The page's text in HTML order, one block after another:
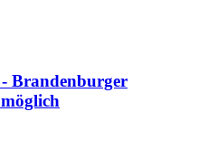
Brandenburger